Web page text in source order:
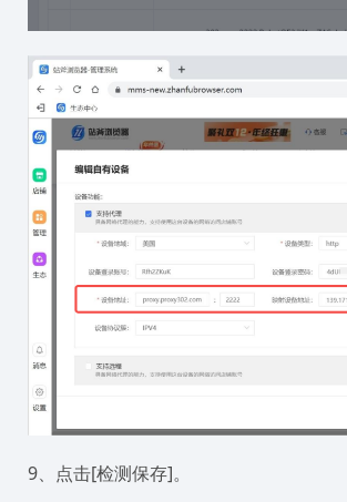
9、点击[检测保存]。